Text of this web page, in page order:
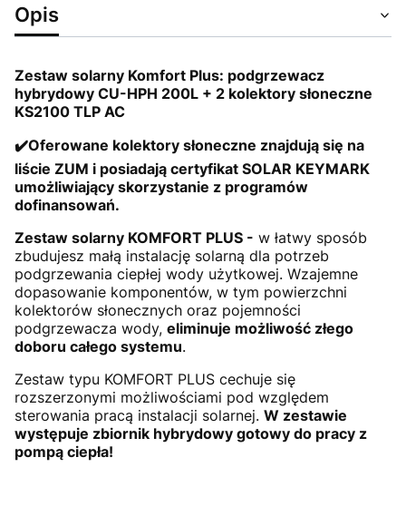
Opis
Zestaw solarny Komfort Plus: podgrzewacz
hybrydowy CU-HPH 200L + 2 kolektory słoneczne
KS2100 TLP AC
✔️Oferowane kolektory słoneczne znajdują się na
liście ZUM i posiadają certyfikat SOLAR KEYMARK
umożliwiający skorzystanie z programów
dofinansowań.
Zestaw solarny KOMFORT PLUS - w łatwy sposób
zbudujesz małą instalację solarną dla potrzeb
podgrzewania ciepłej wody użytkowej. Wzajemne
dopasowanie komponentów, w tym powierzchni
kolektorów słonecznych oraz pojemności
podgrzewacza wody, eliminuje możliwość złego
doboru całego systemu.
Zestaw typu KOMFORT PLUS cechuje się
rozszerzonymi możliwościami pod względem
sterowania pracą instalacji solarnej. W zestawie
występuje zbiornik hybrydowy gotowy do pracy z
pompą ciepła!